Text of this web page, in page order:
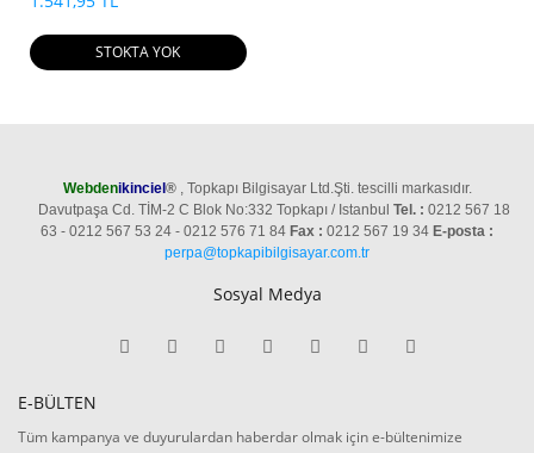
STOKTA YOK
Webdenikinciel®, Topkapı Bilgisayar Ltd.Şti. tescilli markasıdır.
Davutpaşa Cd. TİM-2 C Blok No:332 Topkapı / Istanbul Tel. : 0212 567 18
63 - 0212 567 53 24 - 0212 576 71 84 Fax : 0212 567 19 34 E-posta :
perpa@topkapibilgisayar.com.tr
Sosyal Medya
E-BÜLTEN
Tüm kampanya ve duyurulardan haberdar olmak için e-bültenimize